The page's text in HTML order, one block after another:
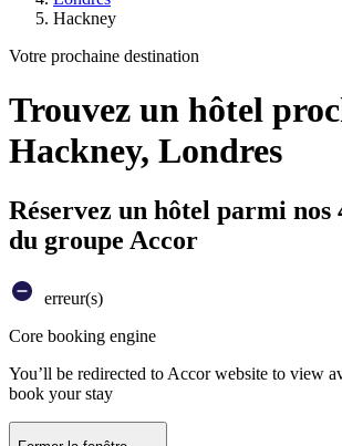
Hackney
Votre prochaine destination
Trouvez un hôtel
Hackney, Londres
Réservez un hôtel parmi nos
du groupe Accor
erreur(s)
Core booking engine
You’ll be redirected to Accor website to view
book your stay